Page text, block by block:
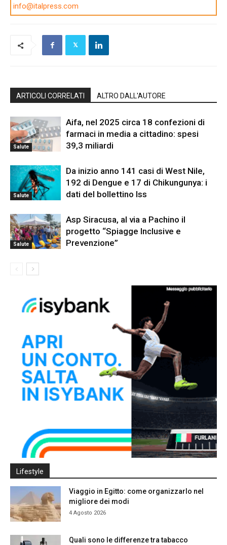
info@italpress.com
ARTICOLI CORRELATI ALTRO DALL'AUTORE
Salute
Aifa, nel 2025 circa 18 confezioni di
farmaci in media a cittadino: spesi
39,3 miliardi
Salute
Da inizio anno 141 casi di West Nile,
192 di Dengue e 17 di Chikungunya: i
dati del bollettino Iss
Salute
Asp Siracusa, al via a Pachino il
progetto “Spiagge Inclusive e
Prevenzione”
Lifestyle
Viaggio in Egitto: come organizzarlo nel
migliore dei modi
4 Agosto 2026
Quali sono le differenze tra tabacco